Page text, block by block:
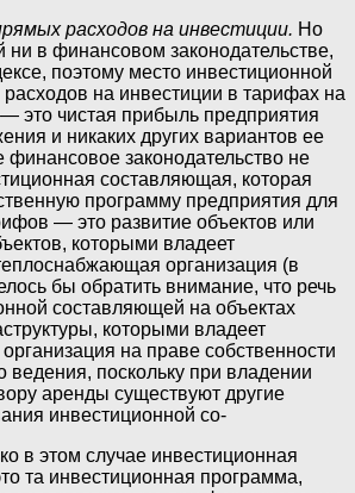
расходов на инвестиции. Но
ни в финансовом законодательстве,
поэтому место инвестиционной
на инвестиции в тарифах на
это чистая прибыль предприятия
и никаких других вариантов ее
финансовое законодательство не
составляющая, которая
программу предприятия для
— это развитие объектов или
которыми владеет
организация (в
бы обратить внимание, что речь
составляющей на объектах
которыми владеет
на праве собственности
ведения, поскольку при владении
аренды существуют другие
инвестиционной со-
в этом случае инвестиционная
та инвестиционная программа,